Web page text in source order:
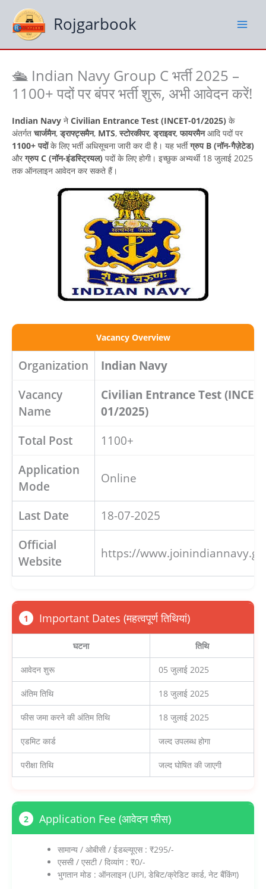
content
Rojgarbook
🛳️ Indian Navy Group C भर्ती 2025 –
1100+ पदों पर बंपर भर्ती शुरू, अभी आवेदन करें!
Indian Navy ने Civilian Entrance Test (INCET-01/2025) के
अंतर्गतचार्जमैन,ड्राफ्ट्समैन, MTS,स्टोरकीपर,ड्राइवर,फायरमैनआदि पदों पर
1100+ पदोंके लिए भर्ती अधिसूचना जारी कर दी है। यह भर्तीग्रुप B (नॉन-गैज़ेटेड)
औरग्रुप C (नॉन-इंडस्ट्रियल) पदों के लिए होगी। इच्छुक अभ्यर्थी 18 जुलाई 2025
तक ऑनलाइन आवेदन कर सकते हैं।
Vacancy Overview
Organization
Indian Navy
Vacancy
Name
Civilian Entrance Test (INCET-
01/2025)
Total Post
1100+
Application
Mode
Online
Last Date
18-07-2025
Official
Website
https://
1 Important Dates (महत्वपूर्ण तिथियां)
घटना तिथि
आवेदन शुरू 05 जुलाई 2025
अंतिम तिथि 18 जुलाई 2025
फीस जमा करने की अंतिम तिथि 18 जुलाई 2025
एडमिट कार्ड जल्द उपलब्ध होगा
परीक्षा तिथि जल्द घोषित की जाएगी
2 Application Fee (आवेदन फीस)
सामान्य / ओबीसी / ईडब्ल्यूएस : ₹295/-
एससी / एसटी / दिव्यांग : ₹0/-
भुगतान मोड : ऑनलाइन (UPI, डेबिट/क्रेडिट कार्ड, नेट बैंकिंग)